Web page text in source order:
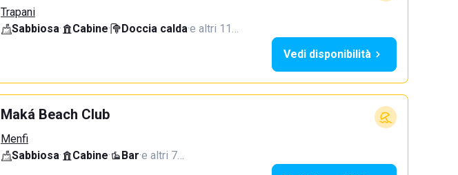
Trapani
Sabbiosa· Cabine· Doccia calda·e altri 11…
Vedi disponibilità
Maká Beach Club
Menfi
Sabbiosa· Cabine· Bar·e altri 7…